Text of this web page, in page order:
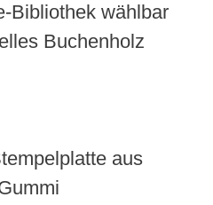
Bibliothek wählbar
Buchenholz
aus